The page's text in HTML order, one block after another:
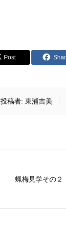
Post
投稿者: 東浦吉美
蝋梅見学その２